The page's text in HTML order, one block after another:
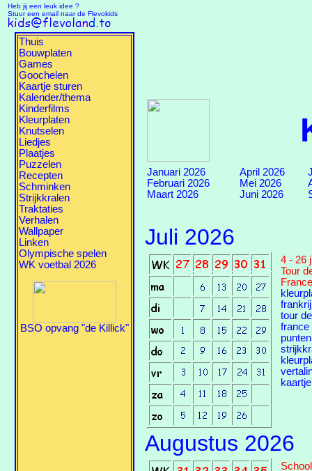
Heb jij een leuk idee ?
Stuur een email naar de Flevokids
Thuis
Bouwplaten
Games
Goochelen
Kaartje sturen
Kalender/thema
Kinderfilms
Kleurplaten
Knutselen
Liedjes
Plaatjes
Puzzelen
Recepten
Schminken
Strijkkralen
Traktaties
Verhalen
Wallpaper
Linken
Olympische spelen
WK voetbal 2026
BSO opvang "de Killick"
Januari 2026
Februari 2026
Maart 2026
April 2026
Mei 2026
Juni 2026
Juli 2026
4 - 26
Tour
France
tour de
france
kaartje
Augustus 2026